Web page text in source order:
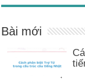
Bài mới